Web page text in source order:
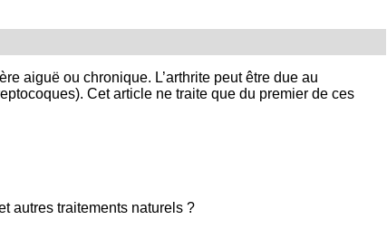
aiguë ou chronique. L’arthrite peut être due au
Cet article ne traite que du premier de ces
autres traitements naturels ?